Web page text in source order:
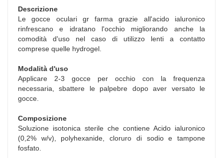
Descrizione
Le gocce oculari gr farma grazie all'acido ialuronico
rinfrescano e idratano l'occhio migliorando anche la
comodità d'uso nel caso di utilizzo lenti a contatto
comprese quelle hydrogel.
Modalità d'uso
Applicare 2-3 gocce per occhio con la frequenza
necessaria, sbattere le palpebre dopo aver versato le
gocce.
Composizione
Soluzione isotonica sterile che contiene Acido ialuronico
(0,2% w/v), polyhexanide, cloruro di sodio e tampone
fosfato.